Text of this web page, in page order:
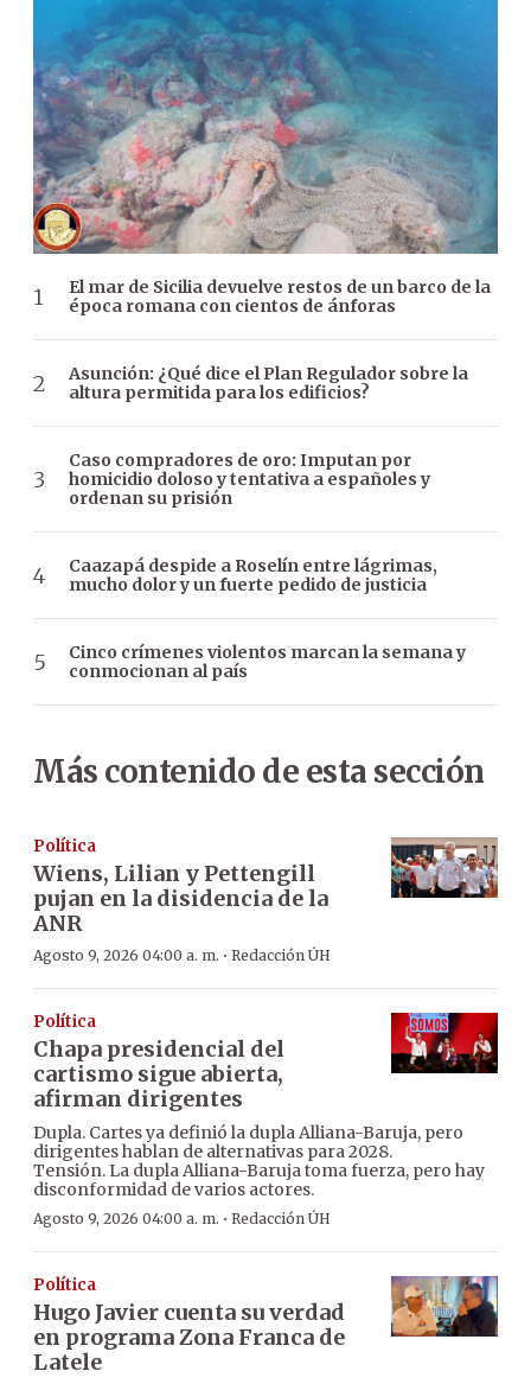
El mar de Sicilia devuelve restos de un barco de la
época romana con cientos de ánforas
Asunción: ¿Qué dice el Plan Regulador sobre la
altura permitida para los edificios?
Caso compradores de oro: Imputan por
homicidio doloso y tentativa a españoles y
ordenan su prisión
Caazapá despide a Roselín entre lágrimas,
mucho dolor y un fuerte pedido de justicia
Cinco crímenes violentos marcan la semana y
conmocionan al país
Más contenido de esta sección
Política
Wiens, Lilian y Pettengill
pujan en la disidencia de la
ANR
Agosto 9, 2026 04:00 a. m. · Redacción ÚH
Política
Chapa presidencial del
cartismo sigue abierta,
afirman dirigentes
Dupla. Cartes ya definió la dupla Alliana-Baruja, pero
dirigentes hablan de alternativas para 2028.
Tensión. La dupla Alliana-Baruja toma fuerza, pero hay
disconformidad de varios actores.
Agosto 9, 2026 04:00 a. m. · Redacción ÚH
Política
Hugo Javier cuenta su verdad
en programa Zona Franca de
Latele